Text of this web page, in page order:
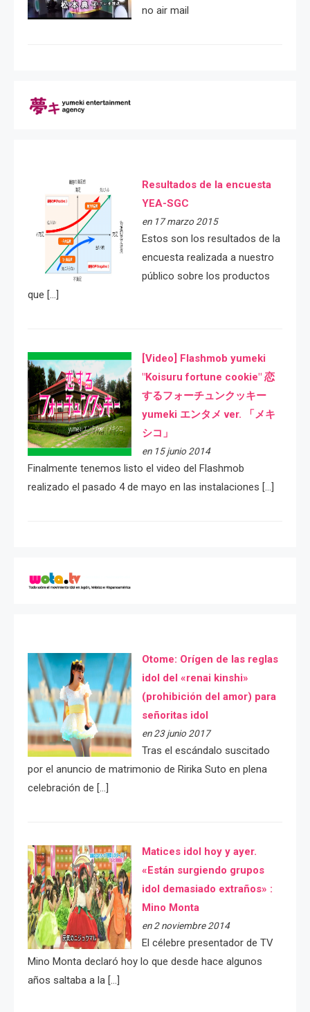
no air mail
Resultados de la encuesta
YEA-SGC
en 17 marzo 2015
Estos son los resultados de la
encuesta realizada a nuestro
público sobre los productos
que […]
[Video] Flashmob yumeki
"Koisuru fortune cookie" 恋
するフォーチュンクッキー
yumeki エンタメ ver. 「メキ
シコ」
en 15 junio 2014
Finalmente tenemos listo el video del Flashmob
realizado el pasado 4 de mayo en las instalaciones […]
Otome: Orígen de las reglas
idol del «renai kinshi»
(prohibición del amor) para
señoritas idol
en 23 junio 2017
Tras el escándalo suscitado
por el anuncio de matrimonio de Ririka Suto en plena
celebración de […]
Matices idol hoy y ayer.
«Están surgiendo grupos
idol demasiado extraños» :
Mino Monta
en 2 noviembre 2014
El célebre presentador de TV
Mino Monta declaró hoy lo que desde hace algunos
años saltaba a la […]